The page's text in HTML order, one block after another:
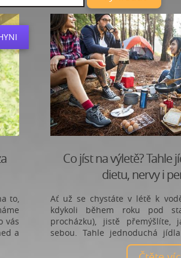
to,
vás
a
Co jíst na výletě? Tahle
dietu, nervy i
Ať už se chystáte v létě k
kdykoli během roku pod
procházku), jistě
sebou. Tahle jednoduchá
životosprávu a lehkou mysl i